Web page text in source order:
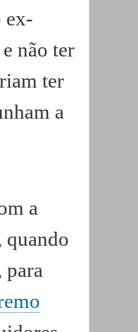
ex-
não ter
ter
a
a
quando
para